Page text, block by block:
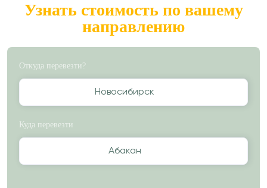
Узнать стоимость по вашему
направлению
Откуда перевезти?
Новосибирск
Куда перевезти
Абакан